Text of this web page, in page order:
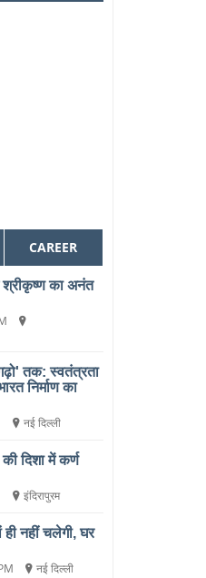
CAREER
श्रीकृष्ण का अनंत
तक: स्वतंत्रता
निर्माण का
नई दिल्ली
दिशा में कर्ण
इंदिरापुरम
ही नहीं चलेगी, घर
नई दिल्ली